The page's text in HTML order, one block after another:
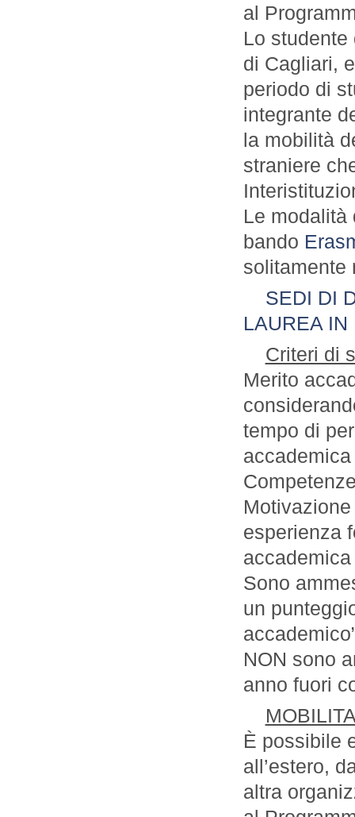
al
Lo studente
di Cagliari,
periodo di
integrante
la mobilità
straniere
Le modalità
bando
solitamente
SEDI DI
LAUREA IN
Criteri di
Merito
tempo di
esperienza
Sono
un
NON sono
anno fuori
È possibile
all’estero,
altra